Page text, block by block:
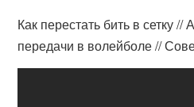
Как перестать бить в сетку //
передачи в волейболе //